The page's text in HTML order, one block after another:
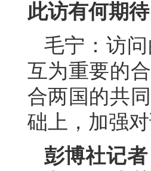
此访有何期待
毛宁：访
互为重要的
合两国的共
础上，加强
彭博社记